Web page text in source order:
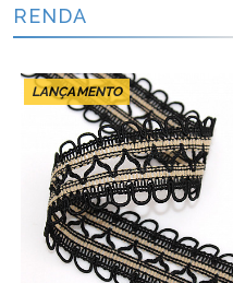
RENDA
LANÇAMENTO